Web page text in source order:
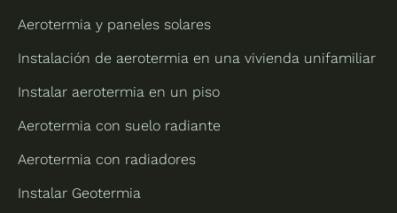
Aerotermia y paneles solares
Instalación de aerotermia en una vivienda unifamiliar
Instalar aerotermia en un piso
Aerotermia con suelo radiante
Aerotermia con radiadores
Instalar Geotermia